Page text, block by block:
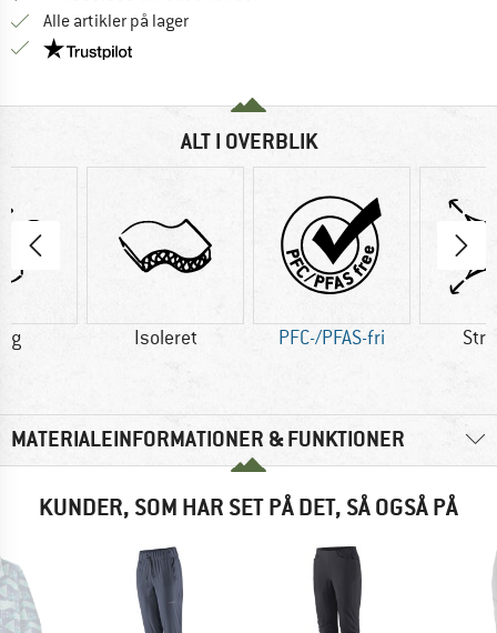
Alle artikler på lager
Vi er Trustpilot-certificeret - oplysningerne får du
ALT I OVERBLIK
g Isoleret PFC-/PFAS-fri
MATERIALEINFORMATIONER & FUNKTIONER
KUNDER, SOM HAR SET PÅ DET, SÅ OGSÅ PÅ